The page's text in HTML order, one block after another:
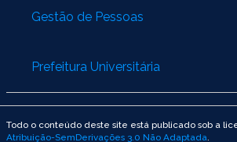
Gestão de Pessoas
Prefeitura Universitária
Todo o conteúdo deste site está publicado sob a
Atribuição-SemDerivações 3.0 Não Adaptada.